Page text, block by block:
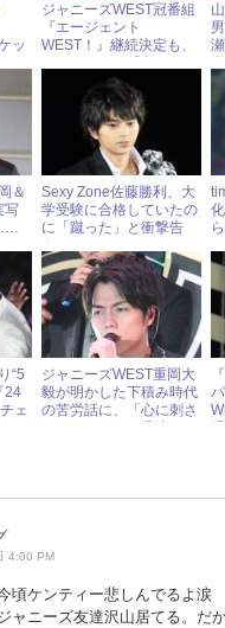
ッ
ジャニーズWEST冠番組
『エージェント
WEST！』継続決定も、
ぎ！」と声出たワケ
＆
写
Sexy Zone佐藤勝利、大
学受験に合格していたの
に「蹴った」と衝撃告
“5
24
ェ
ジャニーズWEST重岡大
毅が明かした下積み時代
の苦労話に、「心に刺さ
4:00 PM
頃ケンティー悲しんでるよ涙
ャニーズ友達沢山居てる。だ